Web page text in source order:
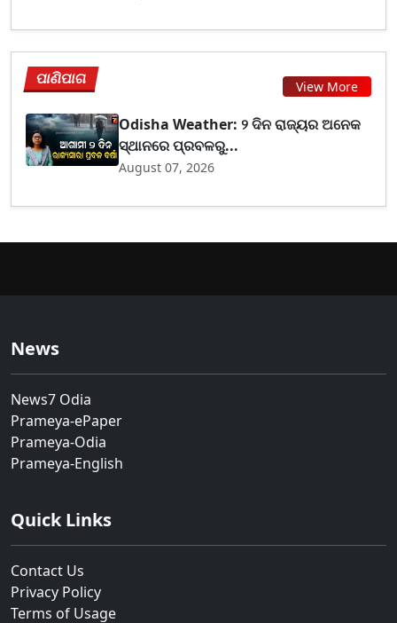
ପାଣିପାଗ View More
Odisha Weather: ୨ ଦିନ ରାଜ୍ୟର ଅନେକ
ସ୍ଥାନରେ ପ୍ରବଳରୁ...
August 07, 2026
News
News7 Odia
Prameya-ePaper
Prameya-Odia
Prameya-English
Quick Links
Contact Us
Privacy Policy
Terms of Usage